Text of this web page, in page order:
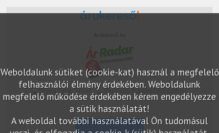
Weboldalunk sütiket (cookie-kat) használ a megfelelő
felhasználói élmény érdekében. Weboldalunk
megfelelő működése érdekében kérem engedélyezze
a sütik használatát!
A weboldal további használatával Ön tudomásul
marketplace partner